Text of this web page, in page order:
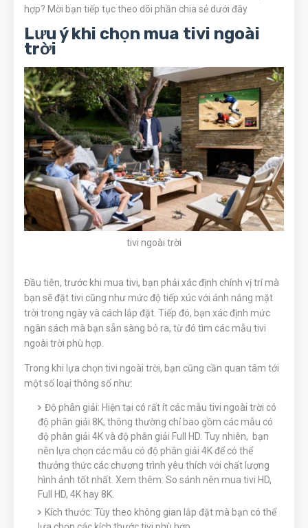
hợp? Mời bạn tiếp tục theo dõi phần chia sẻ dưới đây
Lưu ý khi chọn mua tivi ngoài
trời
tivi ngoài trời
Đầu tiên, trước khi mua tivi, bạn phải xác định chính vị trí mà
bạn sẽ đặt tivi cũng như mức độ tiếp xúc với ánh nắng mặt
trời trong ngày và cách lắp đặt. Tiếp đó, bạn xác định mức
ngân sách mà bạn sẵn sàng bỏ ra, từ đó tìm các mẫu tivi
ngoài trời phù hợp.
Trong khi lựa chọn tivi ngoài trời, bạn cũng cần quan tâm tới
một số loại thông số như:
Độ phân giải: Hiện tại có rất ít các mẫu tivi ngoài trời có
độ phân giải 8K, thông thường chỉ bao gồm các mẫu có
độ phân giải 4K và độ phân giải Full HD. Tuy nhiên, bạn
nên lựa chọn các mẫu có độ phân giải 4K để có thể
thưởng thức các chương trình yêu thích với chất lượng
hình ảnh tốt nhất. Xem thêm: So sánh nên mua tivi HD,
Full HD, 4K hay 8K.
Kích thước: Tùy theo không gian lắp đặt mà bạn có thể